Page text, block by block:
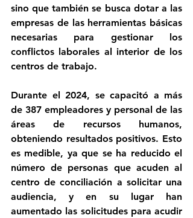
sino que también se busca dotar a las
empresas de las herramientas básicas
necesarias para gestionar los
conflictos laborales al interior de los
centros de trabajo.
Durante el 2024, se capacitó a más
de 387 empleadores y personal de las
áreas de recursos humanos,
obteniendo resultados positivos. Esto
es medible, ya que se ha reducido el
número de personas que acuden al
centro de conciliación a solicitar una
audiencia, y en su lugar han
aumentado las solicitudes para acudir